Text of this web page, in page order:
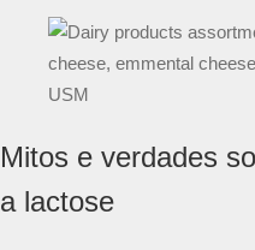
Mitos e verdades
a lactose